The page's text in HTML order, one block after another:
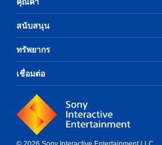
สนับสนุน
ทรัพยากร
เชื่อมต่อ